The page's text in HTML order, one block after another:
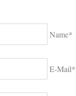
Name*
E-Mail*